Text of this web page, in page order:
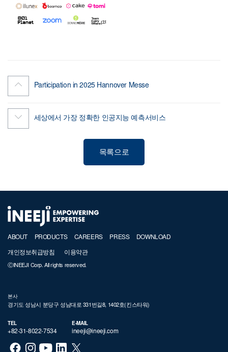
Participation in 2025 Hannover Messe
세상에서 가장 정확한 인공지능 예측서비스
목록으로
ABOUT PRODUCTS CAREERS PRESS DOWNLOAD
개인정보취급방침 이용약관
ⒸINEEJI Corp. All rights reserved.
본사
경기도 성남시 분당구 성남대로 331번길8, 1402호(킨스타워)
TEL
+82-31-8022-7534
E-MAIL
ineeji@ineeji.com